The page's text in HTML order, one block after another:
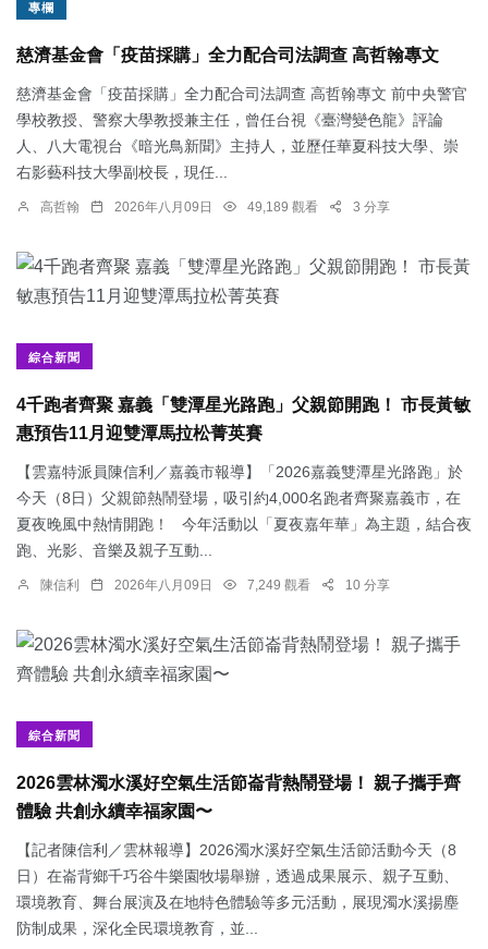
專欄
慈濟基金會「疫苗採購」全力配合司法調查 高哲翰專文
慈濟基金會「疫苗採購」全力配合司法調查 高哲翰專文 前中央警官
學校教授、警察大學教授兼主任，曾任台視《臺灣變色龍》評論
人、八大電視台《暗光鳥新聞》主持人，並歷任華夏科技大學、崇
右影藝科技大學副校長，現任...
高哲翰 2026年八月09日 49,189 觀看 3 分享
綜合新聞
4千跑者齊聚 嘉義「雙潭星光路跑」父親節開跑！ 市長黃敏
惠預告11月迎雙潭馬拉松菁英賽
【雲嘉特派員陳信利／嘉義市報導】「2026嘉義雙潭星光路跑」於
今天（8日）父親節熱鬧登場，吸引約4,000名跑者齊聚嘉義市，在
夏夜晚風中熱情開跑！ 今年活動以「夏夜嘉年華」為主題，結合夜
跑、光影、音樂及親子互動...
陳信利 2026年八月09日 7,249 觀看 10 分享
綜合新聞
2026雲林濁水溪好空氣生活節崙背熱鬧登場！ 親子攜手齊
體驗 共創永續幸福家園〜
【記者陳信利／雲林報導】2026濁水溪好空氣生活節活動今天（8
日）在崙背鄉千巧谷牛樂園牧場舉辦，透過成果展示、親子互動、
環境教育、舞台展演及在地特色體驗等多元活動，展現濁水溪揚塵
防制成果，深化全民環境教育，並...